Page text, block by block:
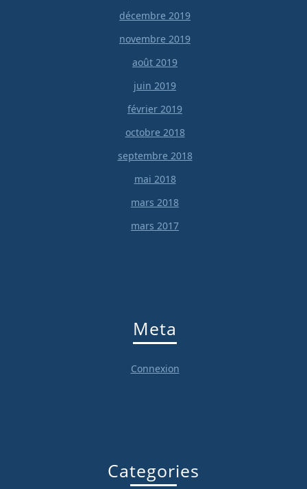
décembre 2019
novembre 2019
août 2019
juin 2019
février 2019
octobre 2018
septembre 2018
mai 2018
mars 2018
mars 2017
Meta
Connexion
Categories